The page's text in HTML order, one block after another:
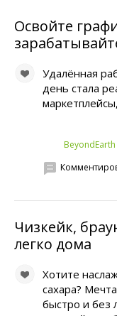
Освойте
Удалённая
день стала
BeyondEarth
Чизкейк,
легко дома
Хотите
сахара?
быстро и без